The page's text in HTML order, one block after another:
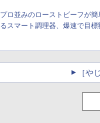
プロ並みのローストビーフが簡
るスマート調理器、爆速で目標
［や